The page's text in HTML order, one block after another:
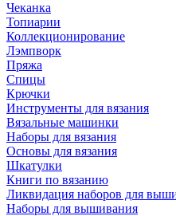
Чеканка
Топиарии
Коллекционирование
Лэмпворк
Пряжа
Спицы
Крючки
Инструменты для вязания
Вязальные машинки
Наборы для вязания
Основы для вязания
Шкатулки
Книги по вязанию
Ликвидация наборов для
Наборы для вышивания